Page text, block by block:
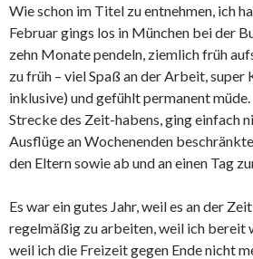
Wie schon im Titel zu entnehmen, ich
Februar gings los in München bei der
zehn Monate pendeln, ziemlich früh
zu früh – viel Spaß an der Arbeit, super
inklusive) und gefühlt permanent
Strecke des Zeit-habens, ging einfach
Ausflüge an Wochenenden
den Eltern sowie ab und an einen Tag
Es war ein gutes Jahr, weil es an der
regelmäßig zu arbeiten, weil ich bereit
weil ich die Freizeit gegen Ende nicht